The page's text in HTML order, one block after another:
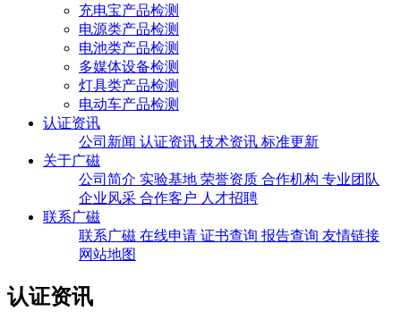
充电宝产品检测
电源类产品检测
电池类产品检测
多媒体设备检测
灯具类产品检测
电动车产品检测
认证资讯
公司新闻 认证资讯 技术资讯 标准更新
关于广磁
公司简介 实验基地 荣誉资质 合作机构 专业团队
企业风采 合作客户 人才招聘
联系广磁
联系广磁 在线申请 证书查询 报告查询 友情链接
网站地图
认证资讯